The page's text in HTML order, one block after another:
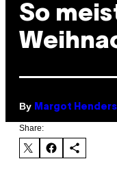
So
By Margot
Share: